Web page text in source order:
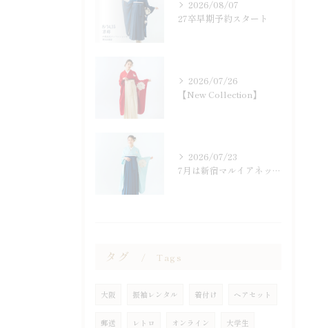
2026/08/07
27卒早期予約スタート
2026/07/26
【New Collection】
2026/07/23
7月は新宿マルイアネックスにて
タグ Tags
大阪 振袖レンタル 着付け ヘアセット
郵送 レトロ オンライン 大学生